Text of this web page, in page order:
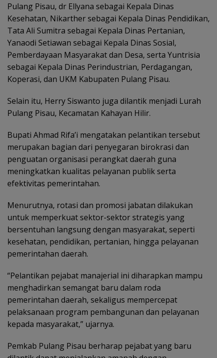
Pulang Pisau, dr Ellyana sebagai Kepala Dinas
Kesehatan, Nikarther sebagai Kepala Dinas Pendidikan,
Tata Ali Sumitra sebagai Kepala Dinas Pertanian,
Yanaodi Setiawan sebagai Kepala Dinas Sosial,
Pemberdayaan Masyarakat dan Desa, serta Yuntrisia
sebagai Kepala Dinas Perindustrian, Perdagangan,
Koperasi, dan UKM Kabupaten Pulang Pisau.
Selain itu, Herry Siswanto juga dilantik menjadi Lurah
Pulang Pisau, Kecamatan Kahayan Hilir.
Bupati Ahmad Rifa’i mengatakan pelantikan tersebut
merupakan bagian dari penyegaran birokrasi dan
penguatan organisasi perangkat daerah guna
meningkatkan kualitas pelayanan publik serta
efektivitas pemerintahan.
Menurutnya, rotasi dan promosi jabatan dilakukan
untuk memperkuat sektor-sektor strategis yang
bersentuhan langsung dengan masyarakat, seperti
kesehatan, pendidikan, pertanian, hingga pelayanan
pemerintahan daerah.
“Pelantikan pejabat manajerial ini diharapkan mampu
menghadirkan semangat baru dalam roda
pemerintahan daerah, sekaligus mempercepat
pelaksanaan program pembangunan dan pelayanan
kepada masyarakat,” ujarnya.
Pemkab Pulang Pisau berharap pejabat yang baru